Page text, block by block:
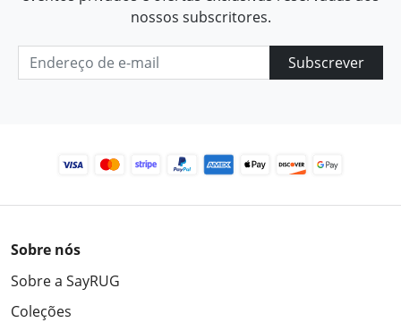
nossos subscritores.
Subscrever
Sobre nós
Sobre a SayRUG
Coleções